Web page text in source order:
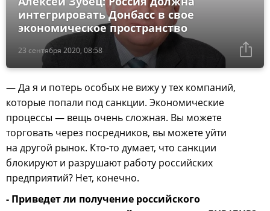
23 сентября 2020, 08:58
интегрировать Донбасс в свое
экономическое пространство
— Да я и потерь особых не вижу у тех компаний,
которые попали под санкции. Экономические
процессы — вещь очень сложная. Вы можете
торговать через посредников, вы можете уйти
на другой рынок. Кто-то думает, что санкции
блокируют и разрушают работу российских
предприятий? Нет, конечно.
- Приведет ли получение российского